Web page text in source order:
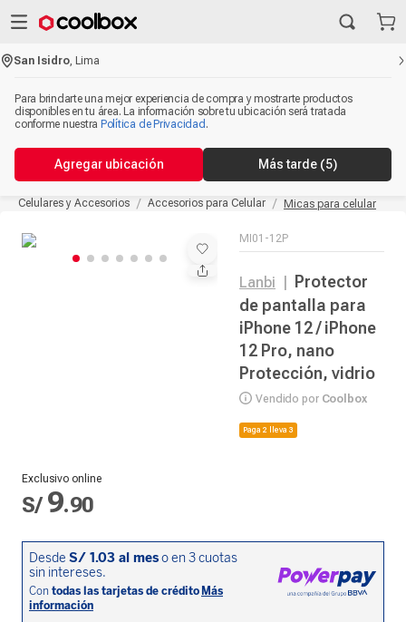
San Isidro ,Lima
Para brindarte una mejor experiencia de compra y mostrarte productos
disponibles en tu área. La información sobre tu ubicación será tratada
conforme nuestra Política de Privacidad .
Agregar ubicación Más tarde (5)
Celulares y Accesorios Accesorios para Celular Micas para celular
MI01-12P
Lanbi
Protector
de pantalla para
iPhone 12 / iPhone
12 Pro, nano
Protección, vidrio
Vendido por Coolbox
Paga 2 lleva 3
Exclusivo online
S/ 9.90